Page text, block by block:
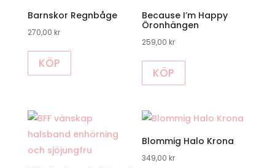
Barnskor Regnbåge
270,00 kr
KÖP
Because I’m Happy
Öronhängen
259,00 kr
KÖP
Blommig Halo Krona
349,00 kr